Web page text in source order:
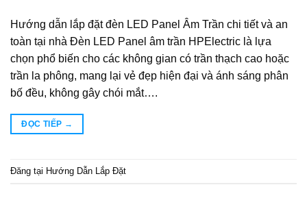
Hướng dẫn lắp đặt đèn LED Panel Âm Trần chi tiết và an
toàn tại nhà Đèn LED Panel âm trần HPElectric là lựa
chọn phổ biến cho các không gian có trần thạch cao hoặc
trần la phông, mang lại vẻ đẹp hiện đại và ánh sáng phân
bố đều, không gây chói mắt….
ĐỌC TIẾP →
Đăng tại Hướng Dẫn Lắp Đặt